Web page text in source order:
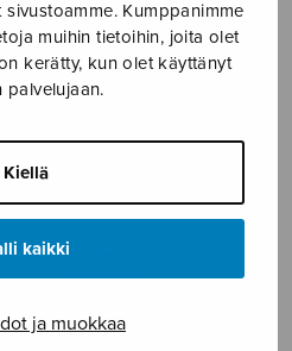
Kumppanimme
muihin tietoihin, joita olet
kerätty, kun olet käyttänyt
palvelujaan.
Kiellä
kaikki
ja muokkaa
14 songs to texts by Kim
Rich, vol. 2